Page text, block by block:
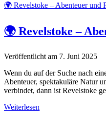
🌍 Revelstoke – Abenteuer und
🌍 Revelstoke –
Veröffentlicht am 7. Juni 2025
Wenn du auf der Suche nach
Abenteuer, spektakuläre Natur
verbindet, dann ist Revelstoke
Weiterlesen🌍